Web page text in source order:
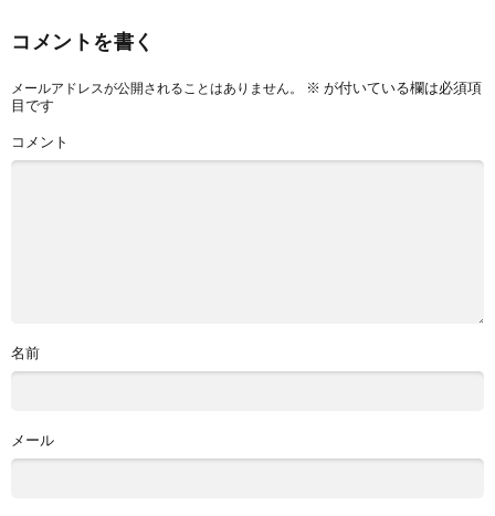
コメントを書く
メールアドレスが公開されることはありません。 ※ が付いている欄は必須項
目です
コメント
名前
メール